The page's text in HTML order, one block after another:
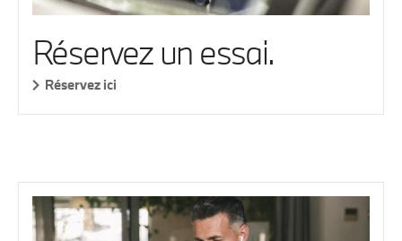
Réservez un essai.
Réservez ici